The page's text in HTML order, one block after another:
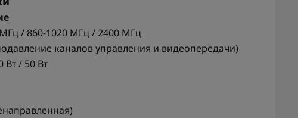
/ 860-1020 МГц / 2400 МГц
каналов управления и видеопередачи)
Вт / 50 Вт